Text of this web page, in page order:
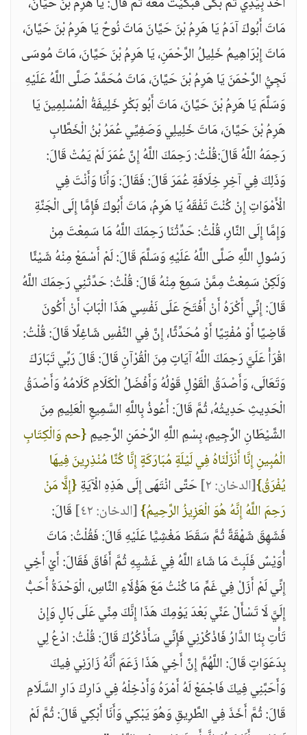
مَاتَ أَبُوكَ آدَمُ يَا هَرِمُ بْنَ حَيَّانَ مَاتَ نُوحٌ يَا هَرِمُ بْنَ حَيَّانَ،
مَاتَ إِبْرَاهِيمُ خَلِيلُ الرَّحْمَنِ، يَا هَرِمُ بْنَ حَيَّانَ، مَاتَ مُوسَى
نَجِيُّ الرَّحْمَنَ يَا هَرِمُ بْنَ حَيَّانَ، مَاتَ مُحَمَّدٌ صَلَّى اللَّهُ عَلَيْهِ
وَسَلَّمَ يَا هَرِمُ بْنَ حَيَّانَ، مَاتَ أَبُو بَكْرٍ خَلِيفَةُ الْمُسْلِمِينَ يَا
هَرِمُ بْنَ حَيَّانَ، مَاتَ خَلِيلِي وَصَفِيِّي عُمَرُ بْنُ الْخَطَّابِ
رَحِمَهُ اللَّهُ قَالَ:قُلْتُ: رَحِمَكَ اللَّهُ إِنَّ عُمَرَ لَمْ يَمُتْ قَالَ:
وَذَلِكَ فِي آخِرِ خِلَافَةِ عُمَرَ قَالَ: فَقَالَ: وَأَنَا وَأَنْتَ فِي
الْأَمْوَاتِ إِنْ كُنْتَ تَفْقَهُ يَا هَرِمُ، مَاتَ أَبُوكَ فَإِمَّا إِلَى الْجَنَّةِ
وَإِمَّا إِلَى النَّارِ، قُلْتُ: حَدِّثْنَا رَحِمَكَ اللَّهُ مَا سَمِعْتَ مِنْ
رَسُولِ اللَّهِ صَلَّى اللَّهُ عَلَيْهِ وَسَلَّمَ قَالَ: لَمْ أَسْمَعْ مِنْهُ شَيْئًا
وَلَكِنْ سَمِعْتُ مِمَّنْ سَمِعَ مِنْهُ قَالَ: قُلْتُ: حَدِّثْنِي رَحِمَكَ اللَّهُ
قَالَ: إِنِّي أَكْرَهُ أَنْ أَفْتَحَ عَلَى نَفْسِي هَذَا الْبَابَ أَنْ أَكُونَ
قَاضِيًا أَوْ مُفْتِيًا أَوْ مُحَدِّثًا، إِنَّ فِي النَّفْسِ شَاغِلًا قَالَ: قُلْتُ:
اقْرَأْ عَلَيَّ رَحِمَكَ اللَّهُ آيَاتٍ مِنَ الْقُرْآنِ قَالَ: قَالَ رَبِّي تَبَارَكَ
وَتَعَالَى، وَأَصْدَقُ الْقَوْلِ قَوْلُهُ وَأَفْضَلُ الْكَلَامِ كَلَامُهُ وَأَصْدَقُ
الْحَدِيثِ حَدِيثُهُ، ثُمَّ قَالَ: أَعُوذُ بِاللَّهِ السَّمِيعِ الْعَلِيمِ مِنَ
الشَّيْطَانِ الرَّجِيمِ، بِسْمِ اللَّهِ الرَّحْمَنِ الرَّحِيمِ{حم وَالْكِتَابِ
الْمُبِينِ إِنَّا أَنْزَلْنَاهُ فِي لَيْلَةٍ مُبَارَكَةٍ إِنَّا كُنَّا مُنْذِرِينَ فِيهَا
يُفْرَقُ}[الدخان: ٢] حَتَّى انْتَهَى إِلَى هَذِهِ الْآيَةِ{إِلَّا مَنْ
رَحِمَ اللَّهُ إِنَّهُ هُوَ الْعَزِيزُ الرَّحِيمُ}[الدخان: ٤٢]
قَالَ:
فَشَهِقَ شَهْقَةً ثُمَّ سَقَطَ مَغْشِيًّا عَلَيْهِ قَالَ: فَقُلْتُ: مَاتَ
أُوَيْسٌ فَلَبِثَ مَا شَاءَ اللَّهُ فِي غَشْيِهِ ثُمَّ أَفَاقَ فَقَالَ: أَيْ أَخِي
إِنِّي لَمْ أَزَلْ فِي غَمٍّ مَا كُنْتُ مَعَ هَؤُلَاءِ النَّاسِ، الْوَحْدَةُ أَحَبُّ
إِلَيَّ لَا تَسْأَلْ عَنِّي بَعْدَ يَوْمِكَ هَذَا إِنَّكَ مِنِّي عَلَى بَالٍ وَإِنْ
تَأْتِ بِنَا الدَّارُ فَاذْكُرْنِي فَإِنِّي سَأَذْكُرُكَ قَالَ: قُلْتُ: ادْعُ لِي
بِدَعَوَاتٍ قَالَ: اللَّهُمَّ إِنَّ أَخِي هَذَا زَعَمَ أَنَّهُ زَارَنِي فِيكَ
وَأَحَبَّنِي فِيكَ فَاجْمَعْ لَهُ أَمْرَهُ وَأَدْخِلْهُ فِي دَارِكَ دَارِ السَّلَامِ
قَالَ: ثُمَّ أَخَذَ فِي الطَّرِيقِ وَهُوَ يَبْكِي وَأَنَا أَبْكِي قَالَ: ثُمَّ لَمْ